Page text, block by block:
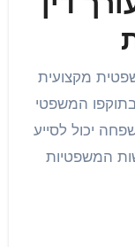
מקצועית
בתוקפו המשפטי
יכול לסייע
המשפטיות